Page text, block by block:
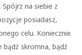
na siebie z
posiadasz,
celu. Koniecznie
bądź skromna, bądź